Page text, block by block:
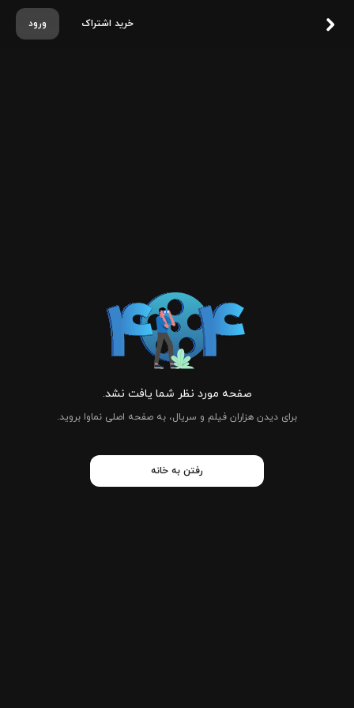
ورود خرید اشتراک
صفحه مورد نظر شما یافت نشد.
برای دیدن هزاران فیلم و سریال، به صفحه اصلی نماوا بروید.
رفتن به خانه